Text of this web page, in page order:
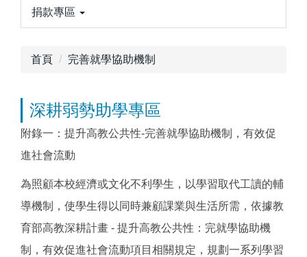
捐款專區
首頁 完善就學協助機制
深耕弱勢助學專區
附錄一：提升高教公共性-完善就學協助機制，有效促
進社會流動
為照顧本校經濟或文化不利學生，以學習取代工讀的輔
導機制，使學生得以同時兼顧課業與生活所需，依據教
育部高教深耕計畫 - 提升高教公共性：完就學協助機
制，有效促進社會流動項目相關規定，規劃一系列學習